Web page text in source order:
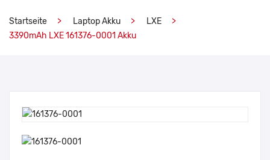
Startseite Laptop Akku
LXE
3390mAh LXE 161376-0001 Akku